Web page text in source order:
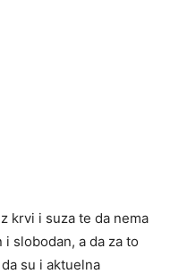
krvi i suza te da nema
slobodan, a da za to
su i aktuelna